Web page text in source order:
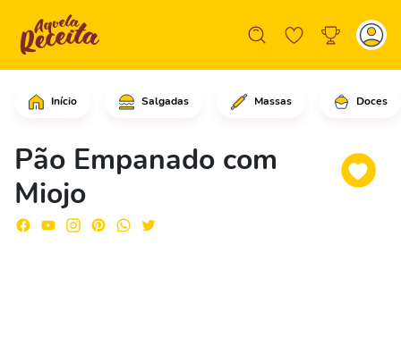
Início Salgadas Massas Doces
Pão Empanado com
Miojo
Em uma fatia de pão, adicione as 6